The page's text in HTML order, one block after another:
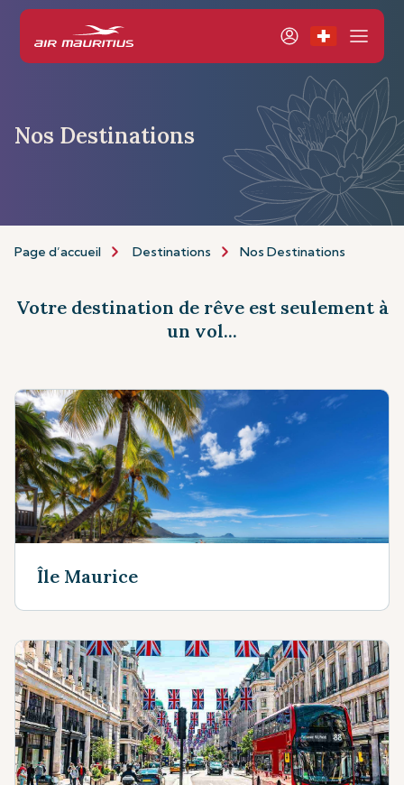
Nos Destinations
Page d’accueil Destinations Nos Destinations
Votre destination de rêve est seulement à
un vol...
Île Maurice